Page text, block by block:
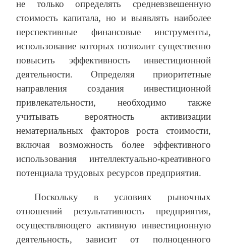
не только определять средневзвешенную
стоимость капитала, но и выявлять наиболее
перспективные финансовые инструменты,
использование которых позволит существенно
повысить эффективность инвестиционной
деятельности. Определяя приоритетные
направления создания инвестиционной
привлекательности, необходимо также
учитывать вероятность активизации
нематериальных факторов роста стоимости,
включая возможность более эффективного
использования интеллектуально-креативного
потенциала трудовых ресурсов предприятия.
Поскольку в условиях рыночных
отношений результативность предприятия,
осуществляющего активную инвестиционную
деятельность, зависит от полноценного